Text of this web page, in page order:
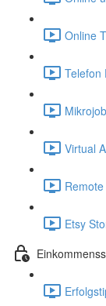
Online
Telefon
Virtual
Etsy